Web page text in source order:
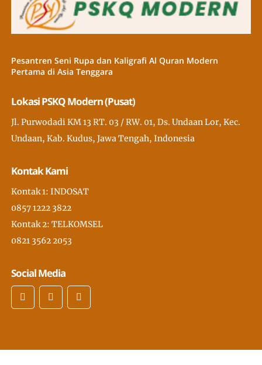
Pesantren Seni Rupa dan Kaligrafi Al Quran Modern
Pertama di Asia Tenggara
Lokasi PSKQ Modern (Pusat)
Jl. Purwodadi KM 13 RT. 03 / RW. 01, Ds. Undaan Lor, Kec.
Undaan, Kab. Kudus, Jawa Tengah, Indonesia
Kontak Kami
Kontak 1: INDOSAT
0857 1222 3822
Kontak 2: TELKOMSEL
0821 3562 2053
Social Media